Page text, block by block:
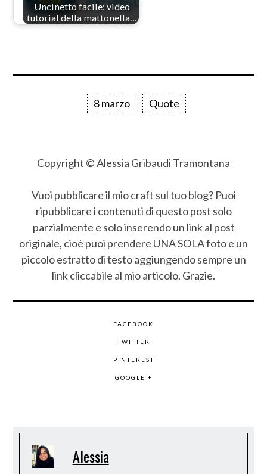
Uncinetto facile: video
tutorial della mattonella…
8 marzo Quote
Copyright © Alessia Gribaudi Tramontana
Vuoi pubblicare il mio craft sul tuo blog? Puoi
ripubblicare i contenuti di questo post solo
parzialmente e solo inserendo un link al post
originale, cioè puoi prendere UNA SOLA foto e un
piccolo estratto di testo aggiungendo sempre un
link cliccabile al mio articolo. Grazie.
FACEBOOK
TWITTER
PINTEREST
GOOGLE +
Alessia